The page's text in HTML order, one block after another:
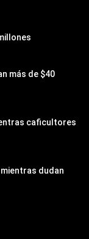
más de $40
caficultores
dudan